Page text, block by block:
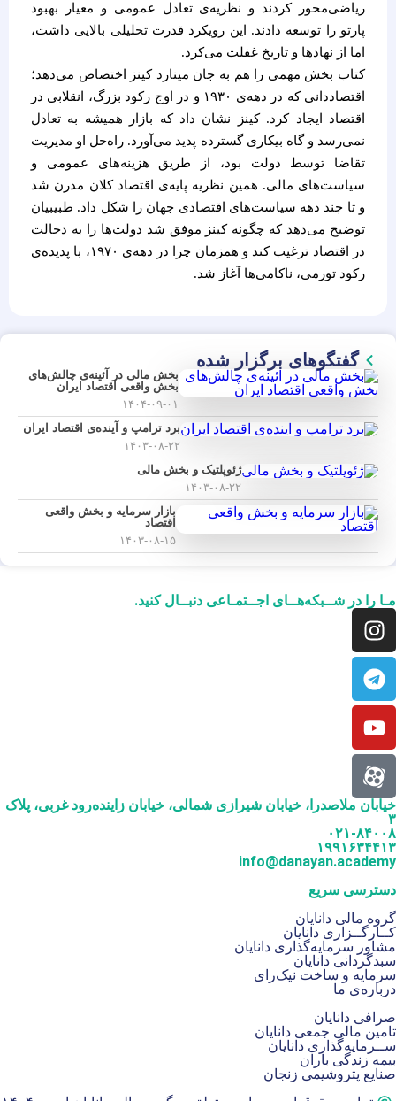
ریاضی‌محور کردند و نظریه‌ی تعادل عمومی و معیار بهبود
پارتو را توسعه دادند. این رویکرد قدرت تحلیلی بالایی داشت،
اما از نهادها و تاریخ غفلت می‌کرد.
کتاب بخش مهمی را هم به جان مینارد کینز اختصاص می‌دهد؛
اقتصاددانی که در دهه‌ی ۱۹۳۰ و در اوج رکود بزرگ، انقلابی در
اقتصاد ایجاد کرد. کینز نشان داد که بازار همیشه به تعادل
نمی‌رسد و گاه بیکاری گسترده پدید می‌آورد. راه‌حل او مدیریت
تقاضا توسط دولت بود، از طریق هزینه‌های عمومی و
سیاست‌های مالی. همین نظریه پایه‌ی اقتصاد کلان مدرن شد
و تا چند دهه سیاست‌های اقتصادی جهان را شکل داد. طبیبیان
توضیح می‌دهد که چگونه کینز موفق شد دولت‌ها را به دخالت
در اقتصاد ترغیب کند و همزمان چرا در دهه‌ی ۱۹۷۰، با پدیده‌ی
رکود تورمی، ناکامی‌ها آغاز شد.
گفتگوهای برگزار شده
بخش مالی در آئینه‌ی چالش‌های
بخش واقعی اقتصاد ایران
۱۴۰۴-۰۹-۰۱
برد ترامپ و آینده‌ی اقتصاد ایران
۱۴۰۳-۰۸-۲۲
ژئوپلتیک و بخش مالی
۱۴۰۳-۰۸-۲۲
بازار سرمایه و بخش واقعی
اقتصاد
۱۴۰۳-۰۸-۱۵
مـا را در شــبکه‌هــای اجــتمـاعی دنبــال کنید.
خیابان ملاصدرا، خیابان شیرازی شمالی، خیابان زاینده‌رود غربی، پلاک
۳
۰۲۱-۸۴۰۰۸
۱۹۹۱۶۳۴۴۱۳
info@danayan.academy
دسترسی سریع
گروه مالی دانایان
کــارگــزاری دانایان
مشاور سرمایه‌گذاری دانایان
سبدگردانی دانایان
سرمایه و ساخت نیک‌رای
درباره‌ی ما
صرافی دانایان
تامین مالی جمعی دانایان
ســرمایه‌گذاری دانایان
بیمه زندگی باران
صنایع پتروشیمی زنجان